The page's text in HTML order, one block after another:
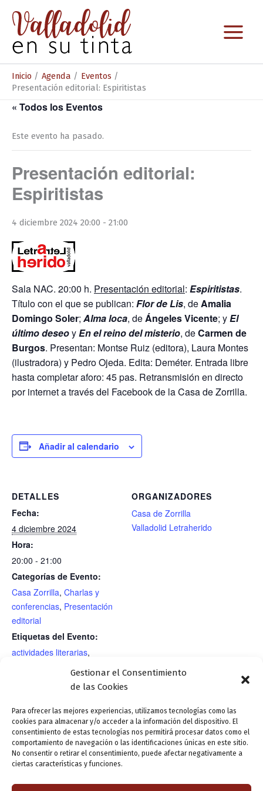
Gestionar el Consentimiento
de las Cookies
Para ofrecer las mejores experiencias, utilizamos tecnologías como las
cookies para almacenar y/o acceder a la información del dispositivo. El
consentimiento de estas tecnologías nos permitirá procesar datos como el
comportamiento de navegación o las identificaciones únicas en este sitio.
No consentir o retirar el consentimiento, puede afectar negativamente a
ciertas características y funciones.
contenido
Inicio Agenda
Eventos
Presentación editorial: Espiritistas
« Todos los Eventos
Este evento ha pasado.
Presentación editorial:
Espiritistas
4 diciembre 2024 20:00 - 21:00
Sala NAC. 20:00 h. Presentación editorial: Espiritistas.
Título con el que se publican: Flor de Lis, de Amalia
Domingo Soler; Alma loca, de Ángeles Vicente; y El
último deseoy En el reino del misterio, deCarmen de
Burgos. Presentan: Montse Ruiz (editora), Laura Montes
(ilustradora) y Pedro Ojeda. Edita: Deméter. Entrada libre
hasta completar aforo: 45 pas. Retransmisión en directo
por internet a través del Facebook de la Casa de Zorrilla.
Añadir al calendario
DETALLES
Fecha:
4 diciembre 2024
Hora:
20:00 - 21:00
Categorías de Evento:
Casa Zorrilla, Charlas y
conferencias, Presentación
editorial
Etiquetas del Evento:
actividades literarias,
presentación
ORGANIZADORES
Casa de Zorrilla
Valladolid Letraherido
Lectura poética: Al pan
PAN y a los versos de
Presentación editorial: El escamplero.
Vida y hechos de un grupo subversivo, de